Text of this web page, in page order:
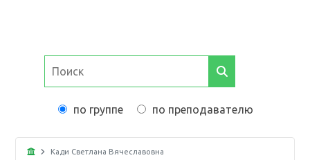
по группе по преподавателю
Кади Светлана Вячеславовна